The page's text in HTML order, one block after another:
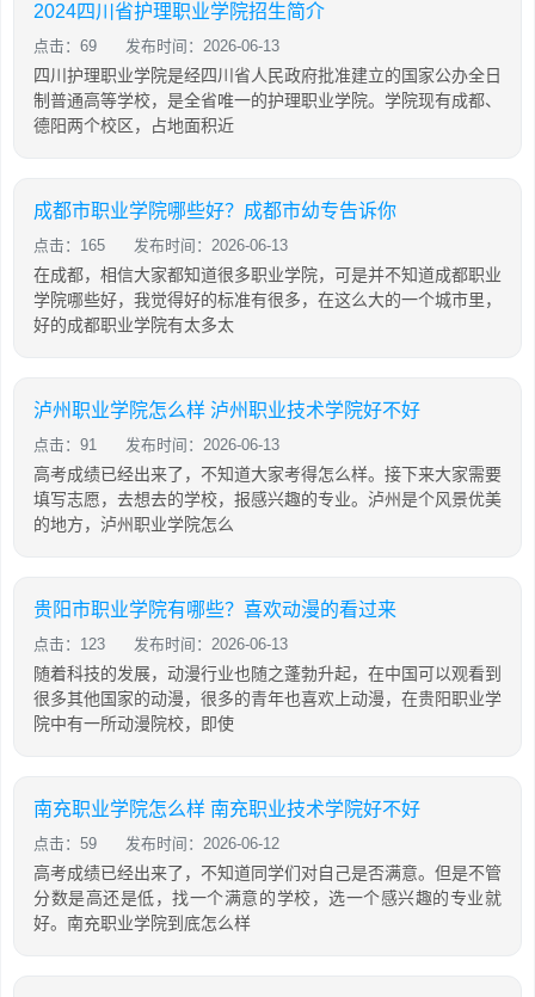
2024四川省护理职业学院招生简介
点击：69 发布时间：2026-06-13
四川护理职业学院是经四川省人民政府批准建立的国家公办全日
制普通高等学校，是全省唯一的护理职业学院。学院现有成都、
德阳两个校区，占地面积近
成都市职业学院哪些好？成都市幼专告诉你
点击：165 发布时间：2026-06-13
在成都，相信大家都知道很多职业学院，可是并不知道成都职业
学院哪些好，我觉得好的标准有很多，在这么大的一个城市里，
好的成都职业学院有太多太
泸州职业学院怎么样 泸州职业技术学院好不好
点击：91 发布时间：2026-06-13
高考成绩已经出来了，不知道大家考得怎么样。接下来大家需要
填写志愿，去想去的学校，报感兴趣的专业。泸州是个风景优美
的地方，泸州职业学院怎么
贵阳市职业学院有哪些？喜欢动漫的看过来
点击：123 发布时间：2026-06-13
随着科技的发展，动漫行业也随之蓬勃升起，在中国可以观看到
很多其他国家的动漫，很多的青年也喜欢上动漫，在贵阳职业学
院中有一所动漫院校，即使
南充职业学院怎么样 南充职业技术学院好不好
点击：59 发布时间：2026-06-12
高考成绩已经出来了，不知道同学们对自己是否满意。但是不管
分数是高还是低，找一个满意的学校，选一个感兴趣的专业就
好。南充职业学院到底怎么样